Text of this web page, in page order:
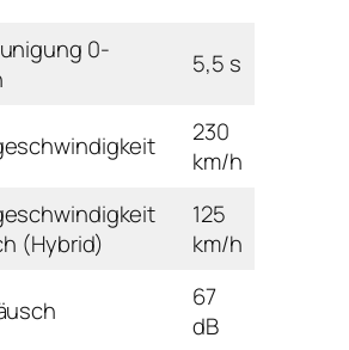
0-
5,5 s
230
km/h
(Hybrid)
125
km/h
67
dB